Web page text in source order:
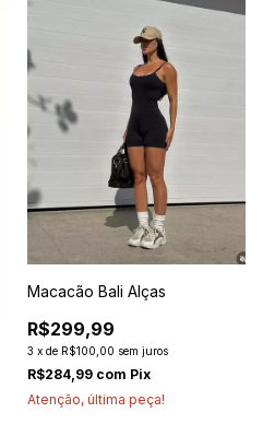
Macacão Bali Alças
R$299,99
3 x de R$100,00 sem juros
R$284,99 com Pix
Atenção, última peça!